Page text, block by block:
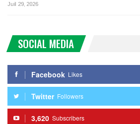
Juil 29, 2026
SOCIAL MEDIA
Facebook Likes
Twitter Followers
3,620 Subscribers